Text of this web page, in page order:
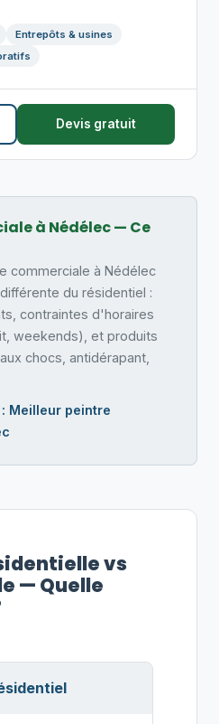
Entrepôts & usines
Devis gratuit
à Nédélec — Ce
commerciale à Nédélec
du résidentiel :
contraintes d'horaires
weekends), et produits
chocs, antidérapant,
Meilleur peintre
vs
— Quelle